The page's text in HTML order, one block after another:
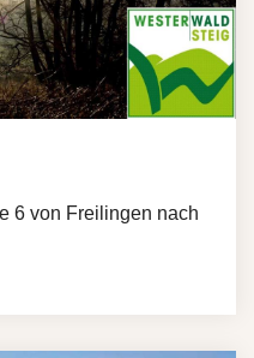
6 von Freilingen nach